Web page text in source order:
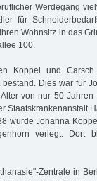
Werdegang
für
Wohnsitz in das
100.
Koppel und
Dies war für
von nur 50 Jahren
Staatskrankenanstalt
wurde Johanna
verlegt.
Zentrale in